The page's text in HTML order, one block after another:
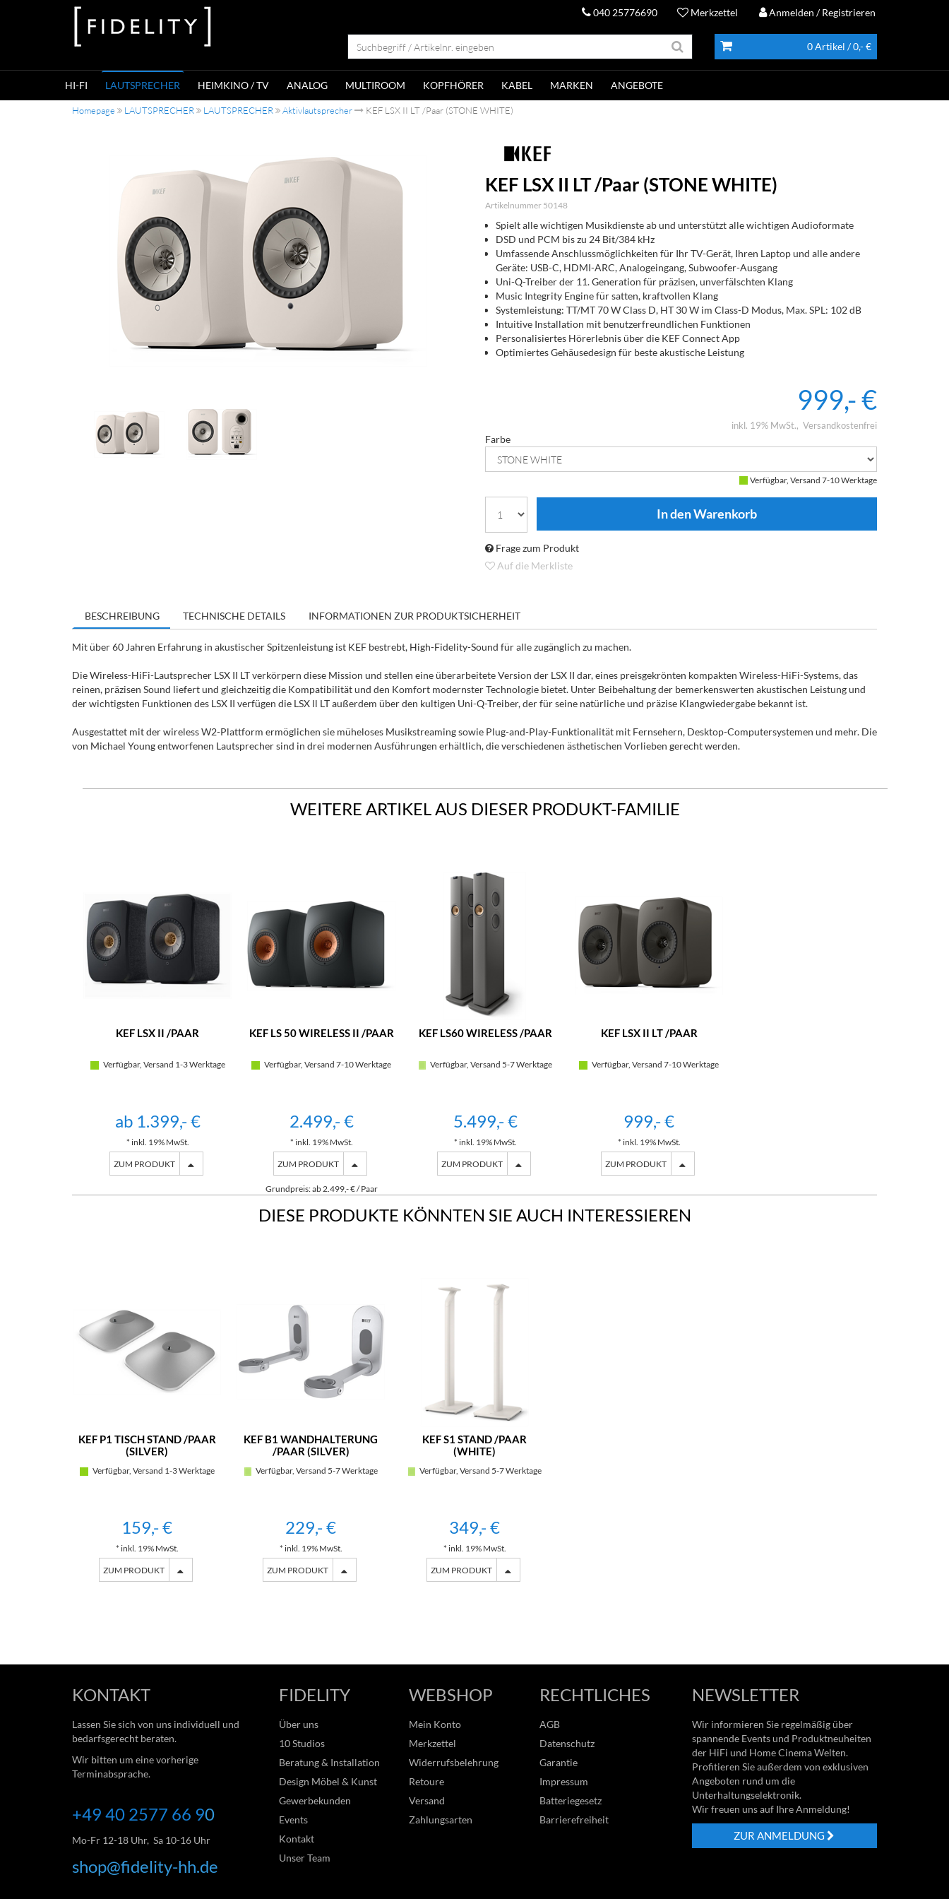
040 25776690 Merkzettel Anmelden / Registrieren
0 Artikel / 0,- €
HI-FI LAUTSPRECHER HEIMKINO / TV ANALOG MULTIROOM KOPFHÖRER KABEL MARKEN ANGEBOTE
Homepage LAUTSPRECHER LAUTSPRECHER Aktivlautsprecher KEF LSX II LT /Paar (STONE WHITE)
KEF LSX II LT /Paar (STONE WHITE)
Artikelnummer 50148
Spielt alle wichtigen Musikdienste ab und unterstützt alle wichtigen Audioformate
DSD und PCM bis zu 24 Bit/384 kHz
Umfassende Anschlussmöglichkeiten für Ihr TV-Gerät, Ihren Laptop und alle andere
Geräte: USB-C, HDMI-ARC, Analogeingang, Subwoofer-Ausgang
Uni-Q-Treiber der 11. Generation für präzisen, unverfälschten Klang
Music Integrity Engine für satten, kraftvollen Klang
Systemleistung: TT/MT 70 W Class D, HT 30 W im Class-D Modus, Max. SPL: 102 dB
Intuitive Installation mit benutzerfreundlichen Funktionen
Personalisiertes Hörerlebnis über die KEF Connect App
Optimiertes Gehäusedesign für beste akustische Leistung
999,- €
inkl. 19% MwSt. Versandkostenfrei
Farbe
Verfügbar, Versand 7-10 Werktage
Frage zum Produkt
Auf die Merkliste
BESCHREIBUNG TECHNISCHE DETAILS INFORMATIONEN ZUR PRODUKTSICHERHEIT
Mit über 60 Jahren Erfahrung in akustischer Spitzenleistung ist KEF bestrebt, High-Fidelity-Sound für alle zugänglich zu machen.
Die Wireless-HiFi-Lautsprecher LSX II LT verkörpern diese Mission und stellen eine überarbeitete Version der LSX II dar, eines preisgekrönten kompakten Wireless-HiFi-Systems, das
reinen, präzisen Sound liefert und gleichzeitig die Kompatibilität und den Komfort modernster Technologie bietet. Unter Beibehaltung der bemerkenswerten akustischen Leistung und
der wichtigsten Funktionen des LSX II verfügen die LSX ll LT außerdem über den kultigen Uni-Q-Treiber, der für seine natürliche und präzise Klangwiedergabe bekannt ist.
Ausgestattet mit der wireless W2-Plattform ermöglichen sie müheloses Musikstreaming sowie Plug-and-Play-Funktionalität mit Fernsehern, Desktop-Computersystemen und mehr. Die
von Michael Young entworfenen Lautsprecher sind in drei modernen Ausführungen erhältlich, die verschiedenen ästhetischen Vorlieben gerecht werden.
WEITERE ARTIKEL AUS DIESER PRODUKT-FAMILIE
KEF LSX II /PAAR
Verfügbar, Versand 1-3 Werktage
ab 1.399,- €
* inkl. 19% MwSt.
ZUM PRODUKT
KEF LS 50 WIRELESS II /PAAR
Verfügbar, Versand 7-10 Werktage
2.499,- €
* inkl. 19% MwSt.
ZUM PRODUKT
Grundpreis: ab 2.499,- € / Paar
KEF LS60 WIRELESS /PAAR
Verfügbar, Versand 5-7 Werktage
5.499,- €
* inkl. 19% MwSt.
ZUM PRODUKT
KEF LSX II LT /PAAR
Verfügbar, Versand 7-10 Werktage
999,- €
* inkl. 19% MwSt.
ZUM PRODUKT
DIESE PRODUKTE KÖNNTEN SIE AUCH INTERESSIEREN
KEF P1 TISCH STAND /PAAR
(SILVER)
Verfügbar, Versand 1-3 Werktage
159,- €
* inkl. 19% MwSt.
ZUM PRODUKT
KEF B1 WANDHALTERUNG
/PAAR (SILVER)
Verfügbar, Versand 5-7 Werktage
229,- €
* inkl. 19% MwSt.
ZUM PRODUKT
KEF S1 STAND /PAAR
(WHITE)
Verfügbar, Versand 5-7 Werktage
349,- €
* inkl. 19% MwSt.
ZUM PRODUKT
KONTAKT
Lassen Sie sich von uns individuell und
bedarfsgerecht beraten.
Wir bitten um eine vorherige
Terminabsprache.
+49 40 2577 66 90
Mo-Fr 12-18 Uhr, Sa 10-16 Uhr
shop@fidelity-hh.de
FIDELITY
Über uns
10 Studios
Beratung & Installation
Design Möbel & Kunst
Gewerbekunden
Events
Kontakt
Unser Team
WEBSHOP
Mein Konto
Merkzettel
Widerrufsbelehrung
Retoure
Versand
Zahlungsarten
RECHTLICHES
AGB
Datenschutz
Garantie
Impressum
Batteriegesetz
Barrierefreiheit
NEWSLETTER
Wir informieren Sie regelmäßig über
spannende Events und Produktneuheiten
der HiFi und Home Cinema Welten.
Profitieren Sie außerdem von exklusiven
Angeboten rund um die
Unterhaltungselektronik.
Wir freuen uns auf Ihre Anmeldung!
ZUR ANMELDUNG